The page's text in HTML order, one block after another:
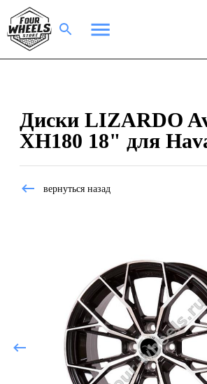
Диски LIZARDO
XH180 18" для
вернуться назад